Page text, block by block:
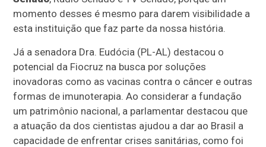
momento desses é mesmo para darem visibilidade a
esta instituição que faz parte da nossa história.
Já a senadora Dra. Eudócia (PL-AL) destacou o
potencial da Fiocruz na busca por soluções
inovadoras como as vacinas contra o câncer e outras
formas de imunoterapia. Ao considerar a fundação
um patrimônio nacional, a parlamentar destacou que
a atuação da dos cientistas ajudou a dar ao Brasil a
capacidade de enfrentar crises sanitárias, como foi